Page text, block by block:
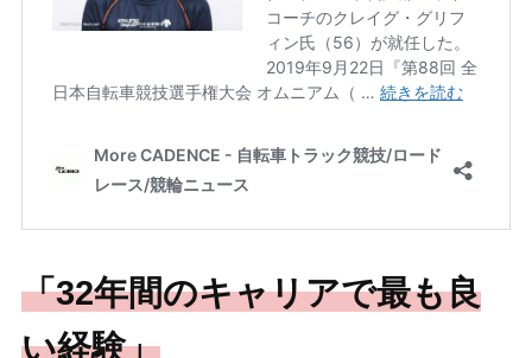
「32年間のキャリアで最も良
い経験」